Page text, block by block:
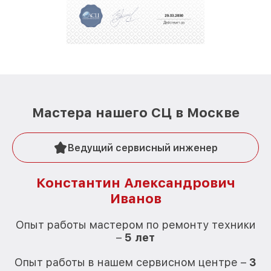
репутацию. Мы постоянно совершенствуемся и
стараемся каждый день делать наш сервис еще
Мастера нашего СЦ в Москве
Ведущий сервисный инженер
Константин Александрович
Иванов
Опыт работы мастером по ремонту техники
– 5 лет
Опыт работы в нашем сервисном центре – 3